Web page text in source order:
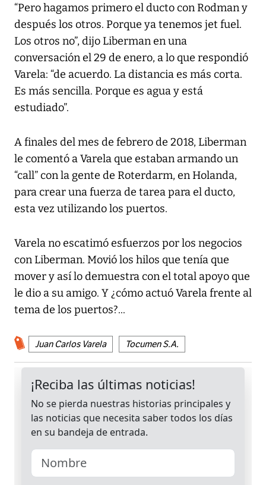
“Pero hagamos primero el ducto con Rodman y
después los otros. Porque ya tenemos jet fuel.
Los otros no”, dijo Liberman en una
conversación el 29 de enero, a lo que respondió
Varela: “de acuerdo. La distancia es más corta.
Es más sencilla. Porque es agua y está
estudiado”.
A finales del mes de febrero de 2018, Liberman
le comentó a Varela que estaban armando un
“call” con la gente de Roterdarm, en Holanda,
para crear una fuerza de tarea para el ducto,
esta vez utilizando los puertos.
Varela no escatimó esfuerzos por los negocios
con Liberman. Movió los hilos que tenía que
mover y así lo demuestra con el total apoyo que
le dio a su amigo. Y ¿cómo actuó Varela frente al
tema de los puertos?...
Juan Carlos Varela Tocumen S.A.